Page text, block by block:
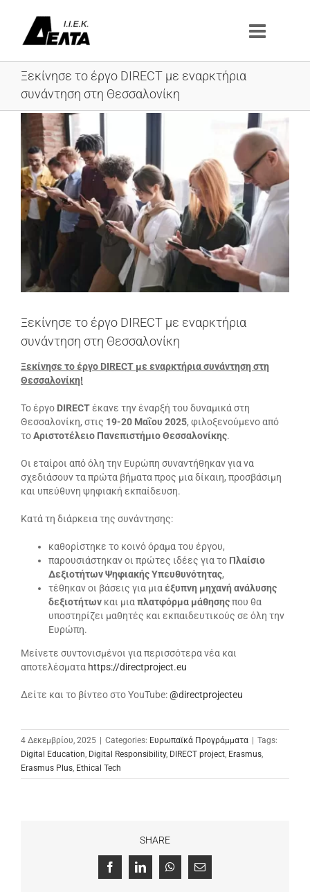
περιεχόμενο
Ξεκίνησε το έργο DIRECT με εναρκτήρια
συνάντηση στη Θεσσαλονίκη
Προβολή
μεγαλύτερης
εικόνας
Ξεκίνησε το έργο DIRECT με εναρκτήρια
συνάντηση στη Θεσσαλονίκη
Ξεκίνησε το έργο DIRECT με εναρκτήρια συνάντηση στη
Θεσσαλονίκη!
Το έργο DIRECTέκανε την έναρξή του δυναμικά στη
Θεσσαλονίκη, στις 19-20 Μαΐου 2025, φιλοξενούμενο από
τοΑριστοτέλειο Πανεπιστήμιο Θεσσαλονίκης.
Οι εταίροι από όλη την Ευρώπη συναντήθηκαν για να
σχεδιάσουν τα πρώτα βήματα προς μια δίκαιη, προσβάσιμη
και υπεύθυνη ψηφιακή εκπαίδευση.
Κατά τη διάρκεια της συνάντησης:
καθορίστηκε το κοινό όραμα του έργου,
παρουσιάστηκαν οι πρώτες ιδέες για το Πλαίσιο
Δεξιοτήτων Ψηφιακής Υπευθυνότητας,
τέθηκαν οι βάσεις για μια έξυπνη μηχανή ανάλυσης
δεξιοτήτωνκαι μια πλατφόρμα μάθησηςπου θα
υποστηρίζει μαθητές και εκπαιδευτικούς σε όλη την
Ευρώπη.
Μείνετε συντονισμένοι για περισσότερα νέα και
αποτελέσματα https://directproject.eu
Δείτε και το βίντεο στο YouTube:@directprojecteu
4 Δεκεμβρίου, 2025 | Categories: Ευρωπαϊκά Προγράμματα | Tags:
Digital Education Digital Responsibility, DIRECT project Erasmus
Erasmus Plus Ethical Tech
SHARE
FacebookLinkedInWhatsApp
Email